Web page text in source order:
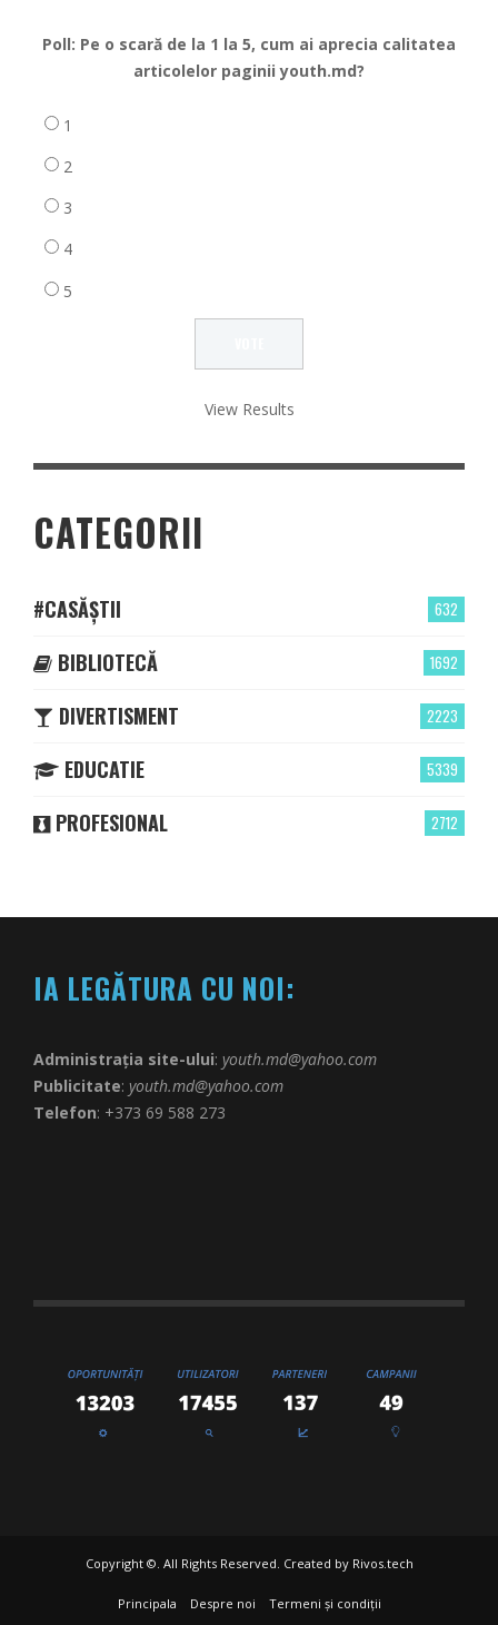
Poll: Pe o scară de la 1 la 5, cum ai aprecia calitatea
articolelor paginii youth.md?
1
2
3
4
5
View Results
CATEGORII
632
#CASĂȘTII
1692
BIBLIOTECĂ
2223
DIVERTISMENT
5339
EDUCATIE
2712
PROFESIONAL
IA LEGĂTURA CU NOI:
Administrația site-ului: youth.md@yahoo.com
Publicitate: youth.md@yahoo.com
Telefon: +373 69 588 273
Copyright ©. All Rights Reserved. Created by Rivos.tech
Principala Despre noi
Termeni și condiții